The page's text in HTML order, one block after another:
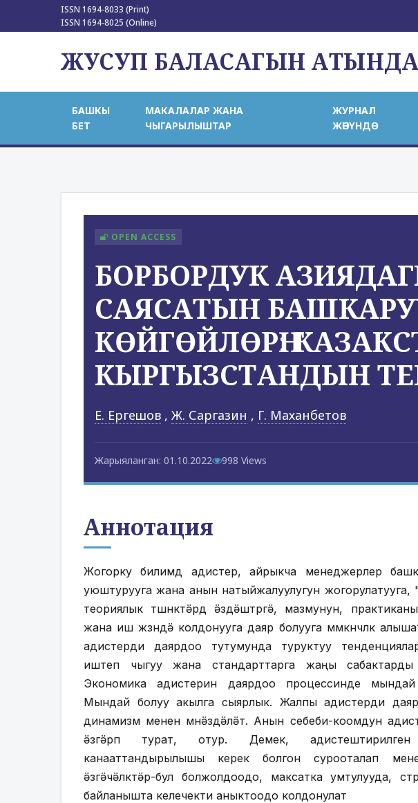
ISSN 1694-8033 (Print)
ISSN 1694-8025 (Online)
ЖУСУП БАЛАСАГЫН
БАШКЫ
БЕТ
МАКАЛАЛАР ЖАНА
ЧЫГАРЫЛЫШТАР
ЖУРНАЛ
ЖӨНҮНДӨ
OPEN ACCESS
БОРБОРДУК
САЯСАТЫН
КӨЙГӨЙЛӨРҤ:
КЫРГЫЗСТАНДЫН
Е. Ергешов , Ж. Саргазин , Г. Маханбетов
Жарыяланган: 01.10.2022 998 Views
Аннотация
Жогорку билимдҥҥ адистер, айрыкча менеджерлер
уюштурууга жана анын натыйжалуулугун
теориялык тҥшҥнҥктӛрдҥ ӛздӛштҥрҥҥгӛ, мазмунун,
жана иш жҥзҥндӛ колдонууга даяр болууга мҥмкҥнчҥлҥк
адистерди даярдоо тутумунда туруктуу
иштеп чыгуу жана стандарттарга жаңы сабактарды
Экономика адистерин даярдоо процессинде мындай
Мындай болуу акылга сыярлык. Жалпы адистерди
динамизм менен мҥнӛздӛлӛт. Анын себеби-коомдун
ӛзгӛрҥп турат, отур. Демек,
канааттандырылышы керек болгон сурооталап
ӛзгӛчӛлҥктӛрҥ-бул болжолдоодо, максатка умтулууда,
байланышта келечекти аныктоодо колдонулат